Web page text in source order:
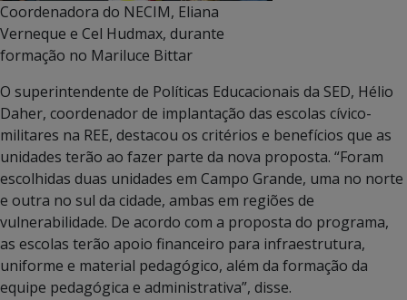
Coordenadora do NECIM, Eliana
Verneque e Cel Hudmax, durante
formação no Mariluce Bittar
O superintendente de Políticas Educacionais da SED, Hélio
Daher, coordenador de implantação das escolas cívico-
militares na REE, destacou os critérios e benefícios que as
unidades terão ao fazer parte da nova proposta. “Foram
escolhidas duas unidades em Campo Grande, uma no norte
e outra no sul da cidade, ambas em regiões de
vulnerabilidade. De acordo com a proposta do programa,
as escolas terão apoio financeiro para infraestrutura,
uniforme e material pedagógico, além da formação da
equipe pedagógica e administrativa”, disse.